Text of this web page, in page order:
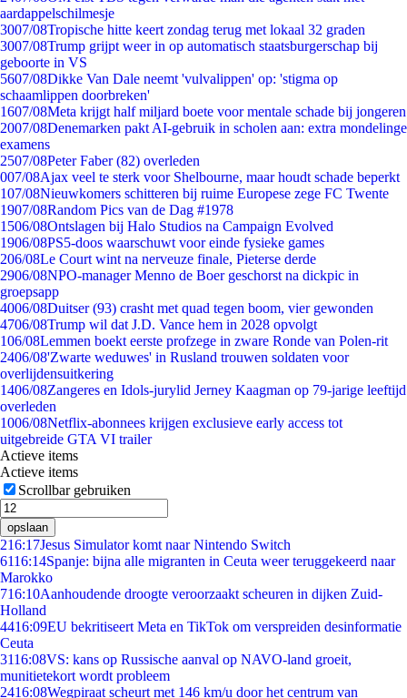
aardappelschilmesje
3007/08Tropische hitte keert zondag terug met lokaal 32 graden
3007/08Trump grijpt weer in op automatisch staatsburgerschap bij
geboorte in VS
5607/08Dikke Van Dale neemt 'vulvalippen' op: 'stigma op
schaamlippen doorbreken'
1607/08Meta krijgt half miljard boete voor mentale schade bij jongeren
2007/08Denemarken pakt AI-gebruik in scholen aan: extra mondelinge
examens
2507/08Peter Faber (82) overleden
007/08Ajax veel te sterk voor Shelbourne, maar houdt schade beperkt
107/08Nieuwkomers schitteren bij ruime Europese zege FC Twente
1907/08Random Pics van de Dag #1978
1506/08Ontslagen bij Halo Studios na Campaign Evolved
1906/08PS5-doos waarschuwt voor einde fysieke games
206/08Le Court wint na nerveuze finale, Pieterse derde
2906/08NPO-manager Menno de Boer geschorst na dickpic in
groepsapp
4006/08Duitser (93) crasht met quad tegen boom, vier gewonden
4706/08Trump wil dat J.D. Vance hem in 2028 opvolgt
106/08Lemmen boekt eerste profzege in zware Ronde van Polen-rit
2406/08'Zwarte weduwes' in Rusland trouwen soldaten voor
overlijdensuitkering
1406/08Zangeres en Idols-jurylid Jerney Kaagman op 79-jarige leeftijd
overleden
1006/08Netflix-abonnees krijgen exclusieve early access tot
uitgebreide GTA VI trailer
Actieve items
Actieve items
Scrollbar gebruiken
opslaan
216:17Jesus Simulator komt naar Nintendo Switch
6116:14Spanje: bijna alle migranten in Ceuta weer teruggekeerd naar
Marokko
716:10Aanhoudende droogte veroorzaakt scheuren in dijken Zuid-
Holland
4416:09EU bekritiseert Meta en TikTok om verspreiden desinformatie
Ceuta
3116:08VS: kans op Russische aanval op NAVO-land groeit,
munitietekort wordt probleem
2416:08Wegpiraat scheurt met 146 km/u door het centrum van